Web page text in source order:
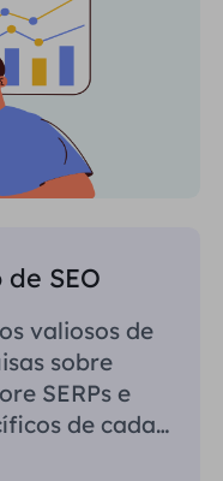
SEO
valiosos de
sobre
SERPs e
de cada